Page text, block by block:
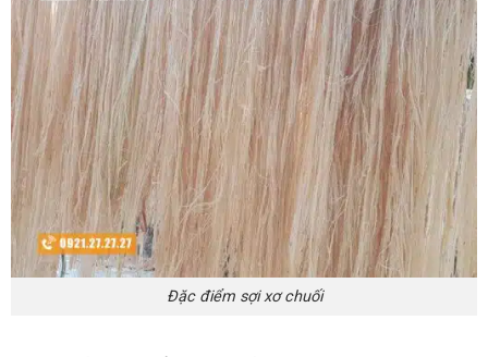
Đặc điểm sợi xơ chuối